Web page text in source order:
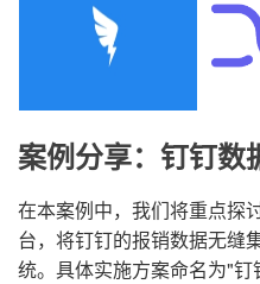
案例分享：钉钉数
在本案例中，我们将重点探
台，将钉钉的报销数据无缝
统。具体实施方案命名为"